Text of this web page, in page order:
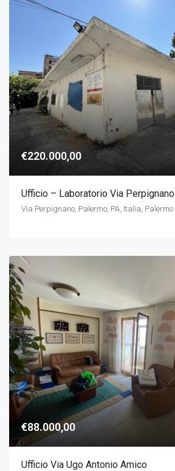
€220.000,00
Ufficio – Laboratorio Via Perpignano
Via Perpignano, Palermo, PA, Italia, Palermo
€88.000,00
Ufficio Via Ugo Antonio Amico